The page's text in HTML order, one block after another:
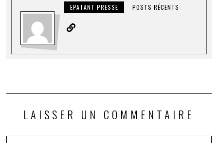
EPATANT PRESSE POSTS RÉCENTS
LAISSER UN COMMENTAIRE